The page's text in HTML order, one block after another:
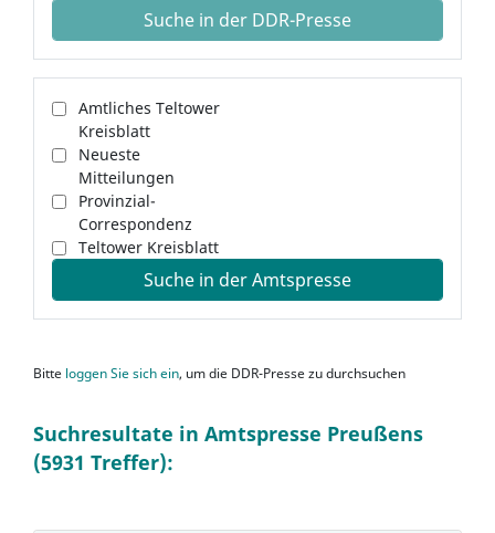
Suche in der DDR-Presse
Amtliches Teltower
Kreisblatt
Neueste
Mitteilungen
Provinzial-
Correspondenz
Teltower Kreisblatt
Suche in der Amtspresse
Bitte loggen Sie sich ein, um die DDR-Presse zu durchsuchen
Suchresultate in Amtspresse Preußens
(5931 Treffer):